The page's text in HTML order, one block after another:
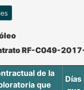
RF-C049-
de la
que